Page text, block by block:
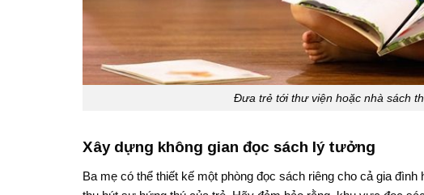
Đưa trẻ tới thư viện hoặc nhà sách
Xây dựng không gian đọc sách lý tưởng
Ba mẹ có thể thiết kế một phòng đọc sách riêng cho cả gia